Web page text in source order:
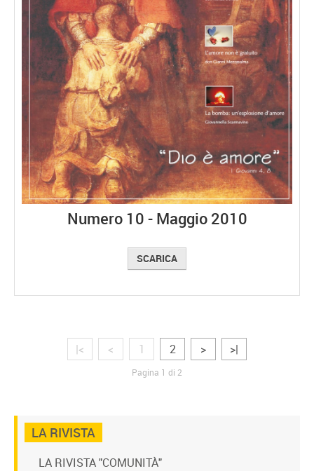
Numero 10 - Maggio 2010
SCARICA
|< < 1 2 > >|
Pagina 1 di 2
LA RIVISTA
LA RIVISTA "COMUNITÀ"